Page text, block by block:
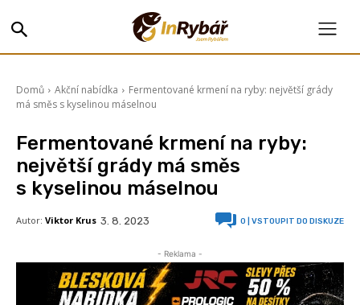
Domů Akční nabídka
Fermentované krmení na ryby: největší grády
má směs s kyselinou máselnou
Fermentované krmení na ryby:
největší grády má směs
s kyselinou máselnou
Autor: Viktor Krus 3. 8. 2023 0 | VSTOUPIT DO DISKUZE
- Reklama -